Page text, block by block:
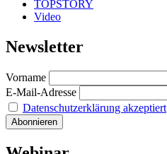
TOPSTORY
Video
Newsletter
Vorname
E-Mail-Adresse
Datenschutzerklärung akzeptiert